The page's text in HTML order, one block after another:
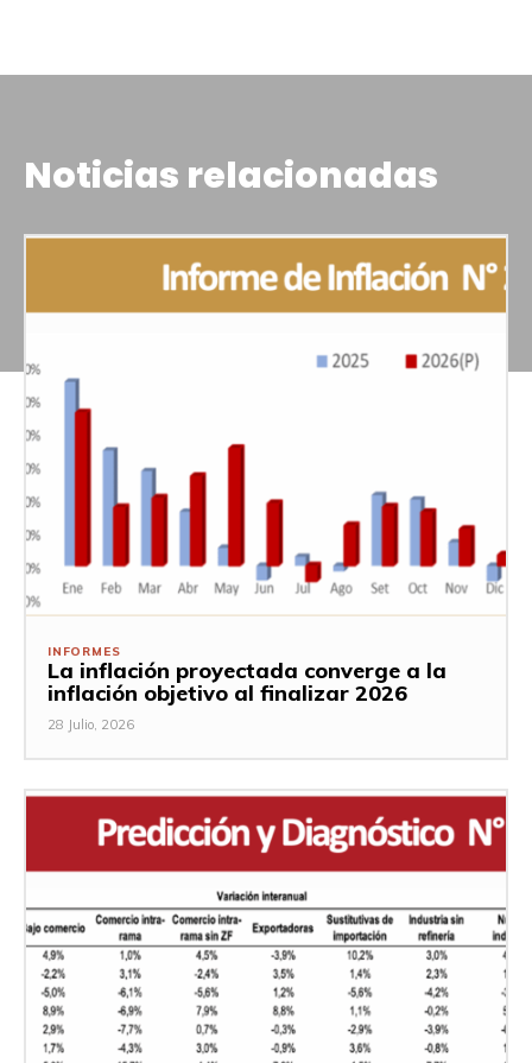
Noticias relacionadas
INFORMES
La inflación proyectada converge a la
inflación objetivo al finalizar 2026
28 Julio, 2026